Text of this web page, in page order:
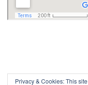
Privacy & Cookies: This